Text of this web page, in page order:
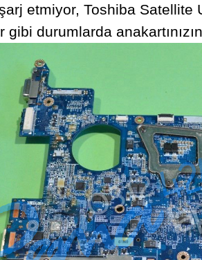
etmiyor, Toshiba Satellite
gibi durumlarda